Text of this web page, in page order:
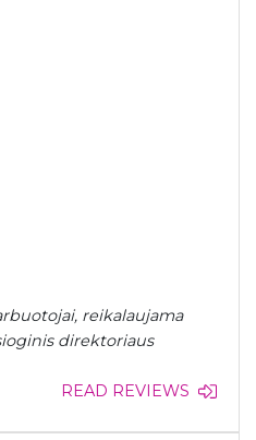
reikalaujama
direktoriaus
READ REVIEWS